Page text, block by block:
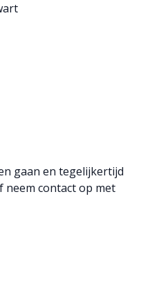
gaan en tegelijkertijd
neem contact op met